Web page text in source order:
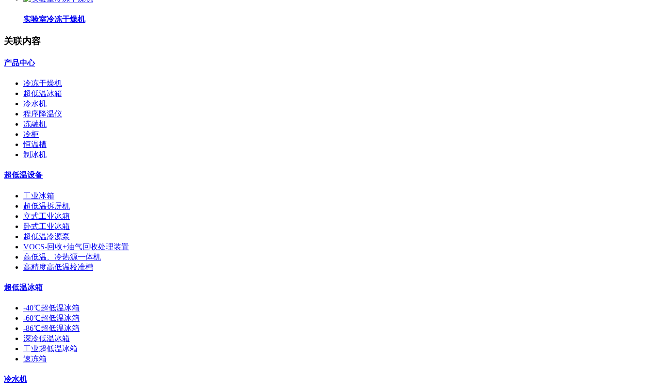
实验室冷冻干燥机
关联内容
产品中心
冷冻干燥机
超低温冰箱
冷水机
程序降温仪
冻融机
冷柜
恒温槽
制冰机
超低温设备
工业冰箱
超低温拆屏机
立式工业冰箱
卧式工业冰箱
超低温冷源泵
VOCS-回收+油气回收处理装置
高低温、冷热源一体机
高精度高低温校准槽
超低温冰箱
-40℃超低温冰箱
-60℃超低温冰箱
-86℃超低温冰箱
深冷低温冰箱
工业超低温冰箱
速冻箱
冷水机